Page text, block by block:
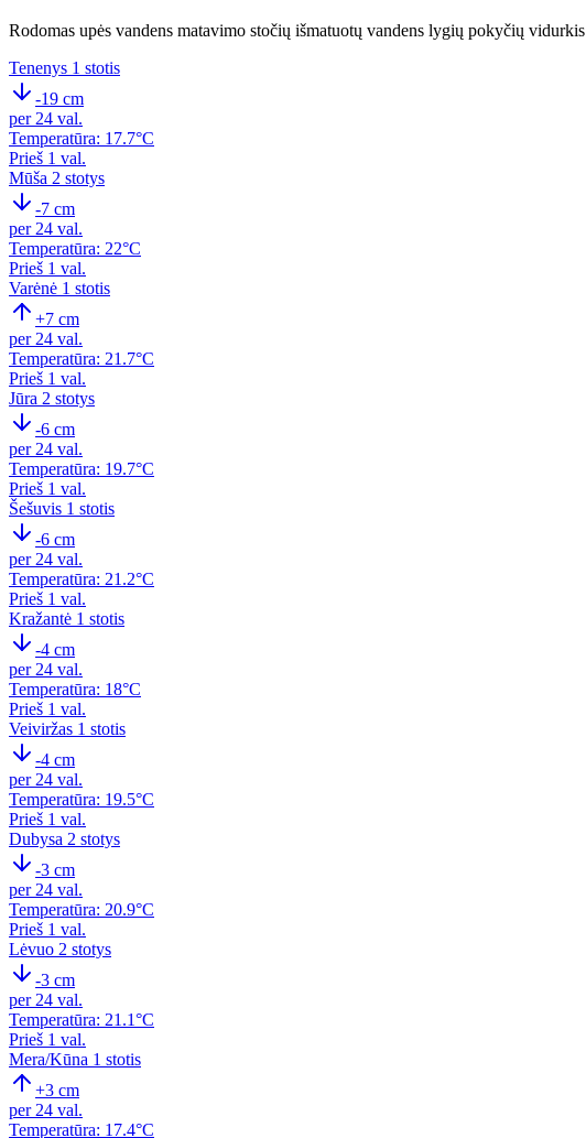
Rodomas upės vandens matavimo stočių išmatuotų vandens lygių pokyčių vidurkis
Tenenys 1 stotis
-19 cm
per 24 val.
Temperatūra: 17.7°C
Prieš 1 val.
Mūša 2 stotys
-7 cm
per 24 val.
Temperatūra: 22°C
Prieš 1 val.
Varėnė 1 stotis
+7 cm
per 24 val.
Temperatūra: 21.7°C
Prieš 1 val.
Jūra 2 stotys
-6 cm
per 24 val.
Temperatūra: 19.7°C
Prieš 1 val.
Šešuvis 1 stotis
-6 cm
per 24 val.
Temperatūra: 21.2°C
Prieš 1 val.
Kražantė 1 stotis
-4 cm
per 24 val.
Temperatūra: 18°C
Prieš 1 val.
Veiviržas 1 stotis
-4 cm
per 24 val.
Temperatūra: 19.5°C
Prieš 1 val.
Dubysa 2 stotys
-3 cm
per 24 val.
Temperatūra: 20.9°C
Prieš 1 val.
Lėvuo 2 stotys
-3 cm
per 24 val.
Temperatūra: 21.1°C
Prieš 1 val.
Mera/Kūna 1 stotis
+3 cm
per 24 val.
Temperatūra: 17.4°C